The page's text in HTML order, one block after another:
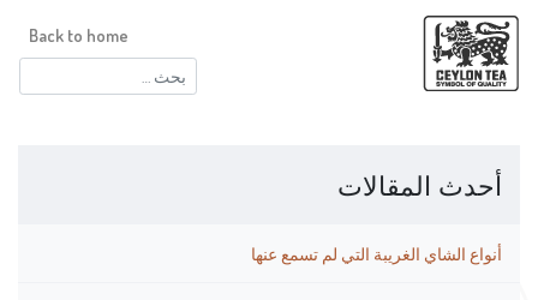
البحث
عن:
Back to home
أحدث المقالات
أنواع الشاي الغريبة التي لم تسمع عنها